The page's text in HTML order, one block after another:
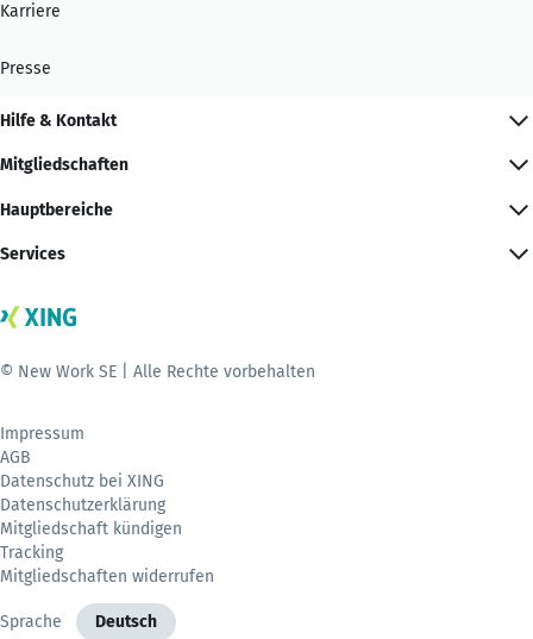
Karriere
Presse
Hilfe & Kontakt
Mitgliedschaften
Hauptbereiche
Services
© New Work SE | Alle Rechte vorbehalten
Impressum
AGB
Datenschutz bei XING
Datenschutzerklärung
Mitgliedschaft kündigen
Tracking
Mitgliedschaften widerrufen
Sprache Deutsch